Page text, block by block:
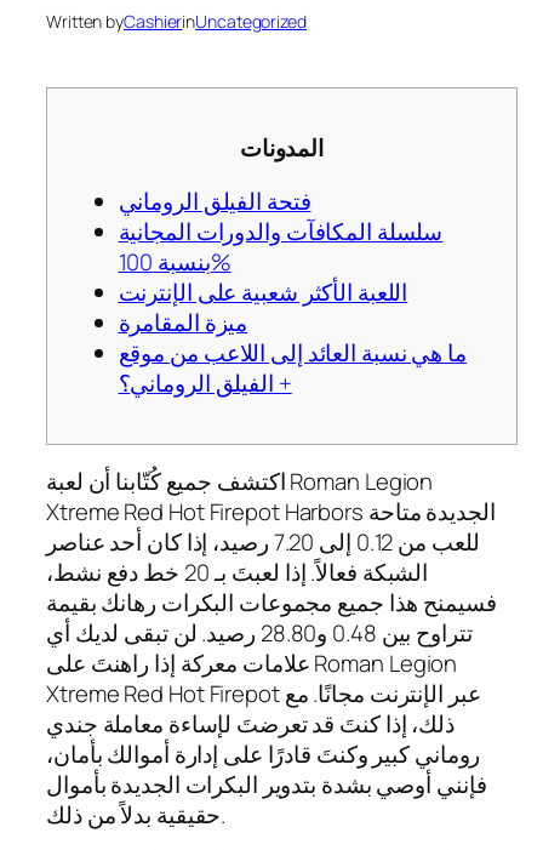
Written byCashierinUncategorized
المدونات
فتحة الفيلق الروماني
سلسلة المكافآت والدورات المجانية
بنسبة 100%
اللعبة الأكثر شعبية على الإنترنت
ميزة المقامرة
ما هي نسبة العائد إلى اللاعب من موقع
الفيلق الروماني؟ +
اكتشف جميع كُتّابنا أن لعبة Roman Legion
Xtreme Red Hot Firepot Harbors الجديدة متاحة
للعب من 0.12 إلى 7.20 رصيد، إذا كان أحد عناصر
الشبكة فعالاً. إذا لعبتَ بـ 20 خط دفع نشط،
فسيمنح هذا جميع مجموعات البكرات رهانك بقيمة
تتراوح بين 0.48 و28.80 رصيد. لن تبقى لديك أي
علامات معركة إذا راهنتَ على Roman Legion
Xtreme Red Hot Firepot عبر الإنترنت مجانًا.مع
ذلك، إذا كنتَ قد تعرضتَ لإساءة معاملة جندي
روماني كبير وكنتَ قادرًا على إدارة أموالك بأمان،
فإنني أوصي بشدة بتدوير البكرات الجديدة بأموال
حقيقية بدلاً من ذلك.